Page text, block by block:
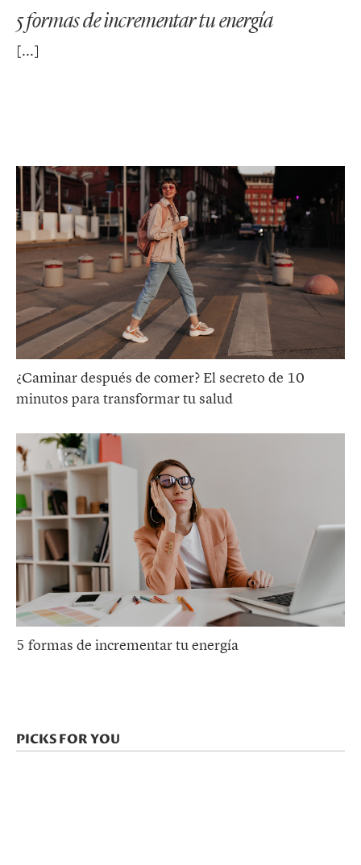
5 formas de incrementar tu energía
¿Caminar después de comer? El secreto de 10
minutos para transformar tu salud
5 formas de incrementar tu energía
PICKS FOR YOU